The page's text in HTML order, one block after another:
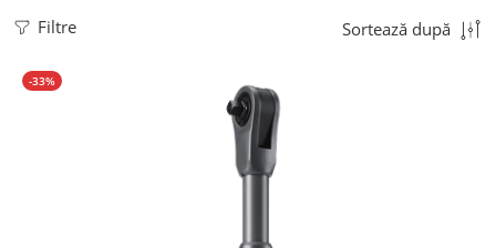
Filtre Sortează după
-33%